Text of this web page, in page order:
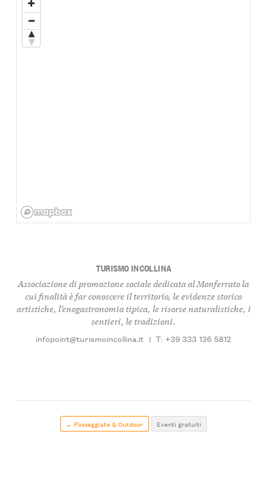
TURISMO INCOLLINA
Associazione di promozione sociale dedicata al Monferrato la
cui finalità è far conoscere il territorio, le evidenze storico
artistiche, l’enogastronomia tipica, le risorse naturalistiche, i
sentieri, le tradizioni.
infopoint@turismoincollina.it | T: +39 333 136 5812
← Passeggiate & Outdoor Eventi gratuiti